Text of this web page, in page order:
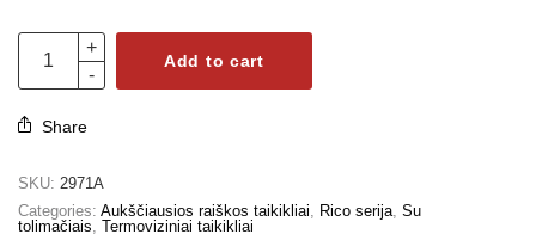
Add to cart
Share
SKU: 2971A
Categories: Aukščiausios raiškos taikikliai, Rico serija, Su
tolimačiais, Termoviziniai taikikliai